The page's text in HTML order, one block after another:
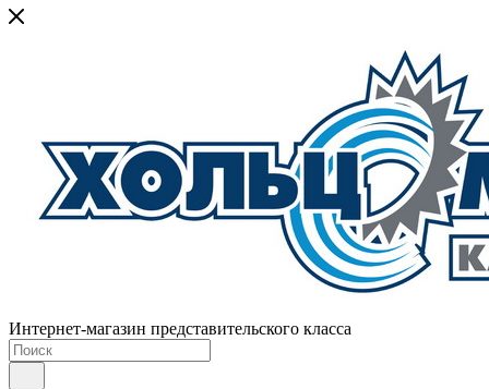
Интернет-магазин представительского класса